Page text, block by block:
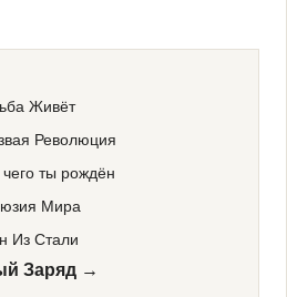
Живёт
Революция
ты рождён
Мира
Из Стали
Заряд →